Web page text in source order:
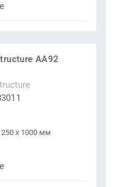
AA92
x 1000 мм